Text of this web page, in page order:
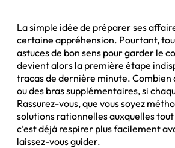
La simple idée de préparer ses
certaine appréhension. Pourtant,
astuces de bon sens pour garder le
devient alors la première étape
tracas de dernière minute. Combien
ou des bras supplémentaires, si
Rassurez-vous, que vous soyez
solutions rationnelles auxquelles
c’est déjà respirer plus facilement
laissez-vous guider.